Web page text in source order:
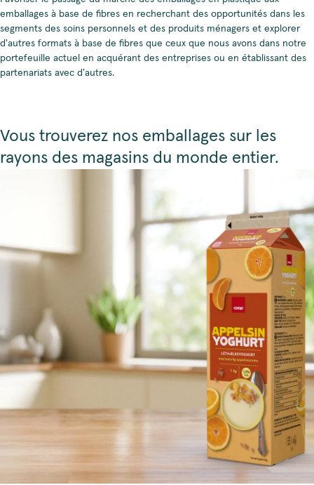
emballages à base de fibres en recherchant des opportunités dans les
segments des soins personnels et des produits ménagers et explorer
d'autres formats à base de fibres que ceux que nous avons dans notre
portefeuille actuel en acquérant des entreprises ou en établissant des
partenariats avec d'autres.
Vous trouverez nos emballages sur les
rayons des magasins du monde entier.